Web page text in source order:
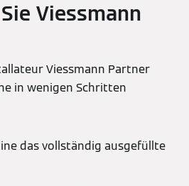
Viessmann
Viessmann Partner
in wenigen Schritten
das vollständig ausgefüllte